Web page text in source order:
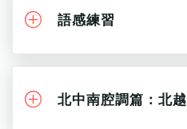
語感練習
北中南腔調篇：北越